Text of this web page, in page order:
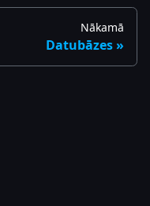
Nākamā
Datubāzes